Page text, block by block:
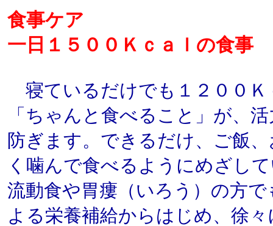
食事ケア
一日１５００Ｋｃａｌの食事
寝ているだけでも１２００Ｋ
「ちゃんと食べること」が、
防ぎます。できるだけ、ご飯
く噛んで食べるようにめざし
流動食や胃瘻（いろう）の方
よる栄養補給からはじめ、徐